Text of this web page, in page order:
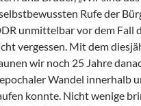
Rufe der
unmittelbar vor dem Fall
vergessen. Mit dem
wir noch 25 Jahre
Wandel innerhalb
konnte. Nicht wenige